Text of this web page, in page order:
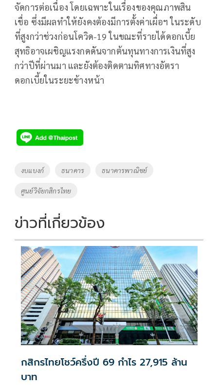
จัดการต่อเนื่อง โดยเฉพาะในเรื่องของคุณภาพสิน
เชื่อ ซึ่งมีผลทำให้ยังคงต้องมีการตั้งค่าเผื่อฯ ในระดับ
ที่สูงกว่าช่วงก่อนโควิด-19 ในขณะที่รายได้ดอกเบี้ย
สุทธิอาจเผชิญแรงกดดันจากต้นทุนทางการเงินที่สูง
กว่าปีที่ผ่านมา และยังต้องติดตามทิศทางอัตรา
ดอกเบี้ยในระยะข้างหน้า
Tags
งบแบงก์ ธนาคาร ธนาคารพาณิชย์
ศูนย์วิจัยกสิกรไทย
ข่าวที่เกี่ยวข้อง
กสิกรไทยโชว์ครึ่งปี 69 กำไร 27,915 ล้าน
บาท